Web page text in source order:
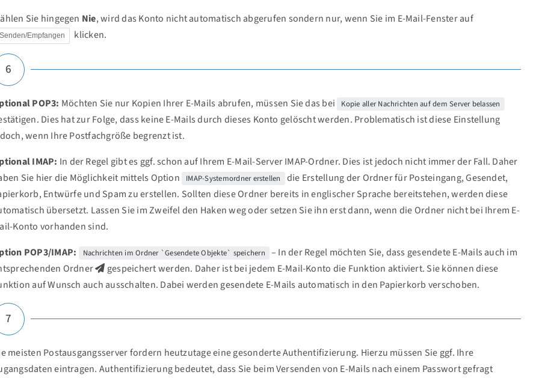
Sie hingegen Nie, wird das Konto nicht automatisch abgerufen sondern nur, wenn Sie im E-Mail-Fenster auf
Senden/Empfangen klicken.
6
POP3: Möchten Sie nur Kopien Ihrer E-Mails abrufen, müssen Sie das bei Kopie aller Nachrichten auf dem Server belassen
Dies hat zur Folge, dass keine E-Mails durch dieses Konto gelöscht werden. Problematisch ist diese Einstellung
wenn Ihre Postfachgröße begrenzt ist.
IMAP: In der Regel gibt es ggf. schon auf Ihrem E-Mail-Server IMAP-Ordner. Dies ist jedoch nicht immer der Fall. Daher
Sie hier die Möglichkeit mittels Option
IMAP-Systemordner erstellen
die Erstellung der Ordner für Posteingang, Gesendet,
Entwürfe und Spam zu erstellen. Sollten diese Ordner bereits in englischer Sprache bereitstehen, werden diese
übersetzt. Lassen Sie im Zweifel den Haken weg oder setzen Sie ihn erst dann, wenn die Ordner nicht bei Ihrem E-
Konto vorhanden sind.
POP3/IMAP:
Nachrichten im Ordner `Gesendete Objekte` speichern
– In der Regel möchten Sie, dass gesendete E-Mails auch im
Ordner
gespeichert werden. Daher ist bei jedem E-Mail-Konto die Funktion aktiviert. Sie können diese
auf Wunsch auch ausschalten. Dabei werden gesendete E-Mails automatisch in den Papierkorb verschoben.
7
meisten Postausgangsserver fordern heutzutage eine gesonderte Authentifizierung. Hierzu müssen Sie ggf. Ihre
eintragen. Authentifizierung bedeutet, dass Sie beim Versenden von E-Mails nach einem Passwort gefragt